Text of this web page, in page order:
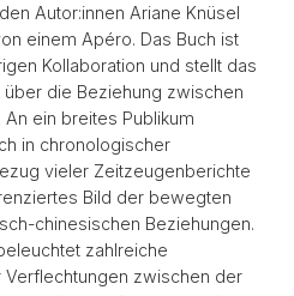
Autor:innen Ariane Knüsel
einem Apéro. Das Buch ist
Kollaboration und stellt das
die Beziehung zwischen
ein breites Publikum
in chronologischer
vieler Zeitzeugenberichte
Bild der bewegten
chinesischen Beziehungen.
zahlreiche
zwischen der